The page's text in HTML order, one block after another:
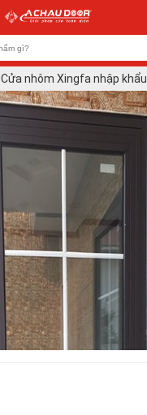
Cửa nhôm Xingfa nhập khẩu